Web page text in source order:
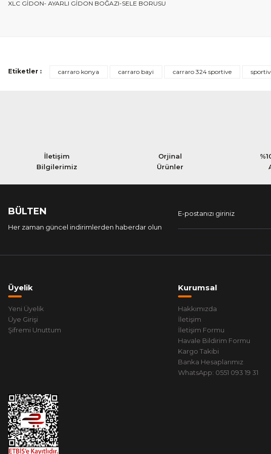
XLC GİDON- AYARLI GİDON BOĞAZI-SELE BORUSU
Etiketler : carraro konya carraro bayi carraro 324 sportive
İletişim
Bilgilerimiz
Orjinal
Ürünler
BÜLTEN
Her zaman güncel indirimlerden haberdar olun
Üyelik
Yeni Üyelik
Üye Girişi
Şifremi Unuttum
Kurumsal
Hakkımızda
İletişim
İletişim Formu
Havale Bildirim Formu
Kargo Takibi
Banka Hesaplarımız
WhatsApp: 0551 093 19 31